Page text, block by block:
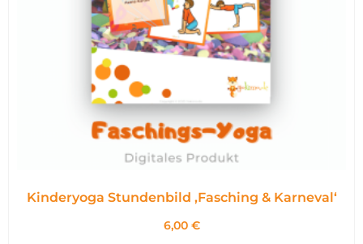
Kinderyoga Stundenbild ,Fasching & Karneval‘
6,00 €